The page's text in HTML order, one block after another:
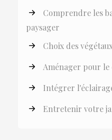
Comprendre les
paysager
Choix des
Aménager pour
Intégrer
Entretenir votre